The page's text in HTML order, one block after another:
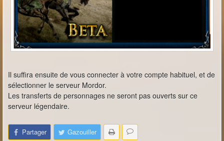
Il suffira ensuite de vous connecter à votre compte habituel, et de
sélectionner le serveur Mordor.
Les transferts de personnages ne seront pas ouverts sur ce
serveur légendaire.
Partager Gazouiller